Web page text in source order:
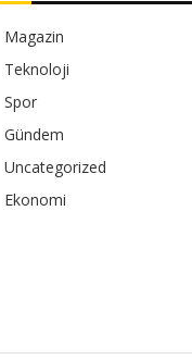
Magazin
Teknoloji
Spor
Gündem
Uncategorized
Ekonomi